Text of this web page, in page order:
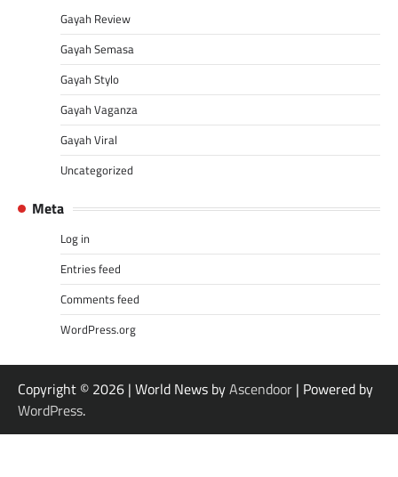
Gayah Review
Gayah Semasa
Gayah Stylo
Gayah Vaganza
Gayah Viral
Uncategorized
Meta
Log in
Entries feed
Comments feed
WordPress.org
Copyright © 2026 | World News byAscendoor | Powered by
WordPress.